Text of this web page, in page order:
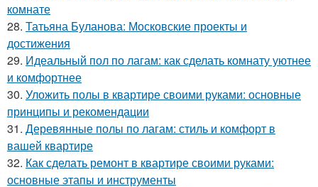
комнате
28. Татьяна Буланова: Московские проекты и
достижения
29. Идеальный пол по лагам: как сделать комнату уютнее
и комфортнее
30. Уложить полы в квартире своими руками: основные
принципы и рекомендации
31. Деревянные полы по лагам: стиль и комфорт в
вашей квартире
32. Как сделать ремонт в квартире своими руками:
основные этапы и инструменты